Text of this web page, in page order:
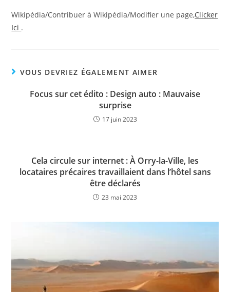
Wikipédia/Contribuer à Wikipédia/Modifier une page,Clicker
Ici .
VOUS DEVRIEZ ÉGALEMENT AIMER
Focus sur cet édito : Design auto : Mauvaise
surprise
17 juin 2023
Cela circule sur internet : À Orry-la-Ville, les
locataires précaires travaillaient dans l’hôtel sans
être déclarés
23 mai 2023